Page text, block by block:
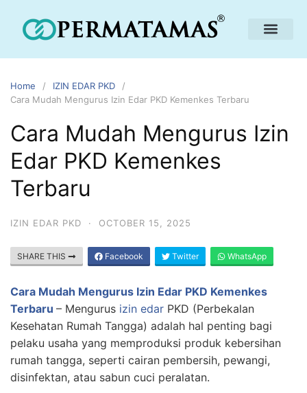
Home
IZIN EDAR PKD
Cara Mudah Mengurus Izin Edar PKD Kemenkes Terbaru
Cara Mudah Mengurus Izin
Edar PKD Kemenkes
Terbaru
IZIN EDAR PKD · OCTOBER 15, 2025
SHARE THIS Facebook Twitter WhatsApp
Cara Mudah Mengurus Izin Edar PKD Kemenkes
Terbaru – Mengurus izin edar PKD (Perbekalan
Kesehatan Rumah Tangga) adalah hal penting bagi
pelaku usaha yang memproduksi produk kebersihan
rumah tangga, seperti cairan pembersih, pewangi,
disinfektan, atau sabun cuci peralatan.